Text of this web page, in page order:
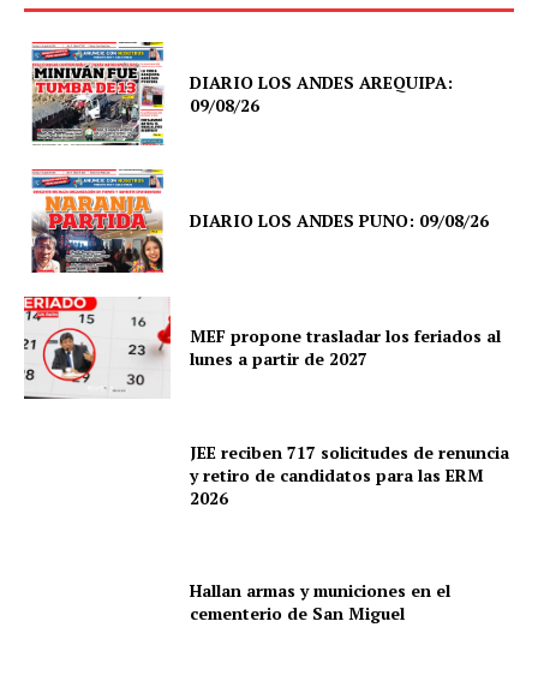
DIARIO LOS ANDES AREQUIPA:
09/08/26
DIARIO LOS ANDES PUNO: 09/08/26
MEF propone trasladar los feriados al
lunes a partir de 2027
JEE reciben 717 solicitudes de renuncia
y retiro de candidatos para las ERM
2026
Hallan armas y municiones en el
cementerio de San Miguel